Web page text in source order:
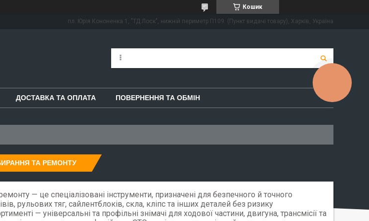
Кошик
пл. Юрія Кононенка 1, "ТД Лоск", нижній периметр П109. (Пункт видачі товару), Харків, Україна
ДОСТАВКА ТА ОПЛАТА ПОВЕРНЕННЯ ТА ОБМІН
ТА РЕМОНТУ
— це спеціалізовані інструменти, призначені для безпечного й точного
рульових тяг, сайлентблоків, скла, кліпс та інших деталей без ризику
— універсальні та профільні знімачі для ходової частини, двигуна, трансмісії та